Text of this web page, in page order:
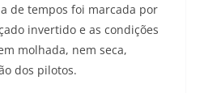
de tempos foi marcada por
invertido e as condições
molhada, nem seca,
dos pilotos.